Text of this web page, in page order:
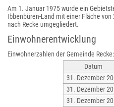
Am 1. Januar 1975 wurde ein
Ibbenbüren-Land mit einer Fläche
nach Recke umgegliedert.
Einwohnerentwicklung
Einwohnerzahlen der Gemeinde Recke:
Datum
31. Dezember
31. Dezember
31. Dezember